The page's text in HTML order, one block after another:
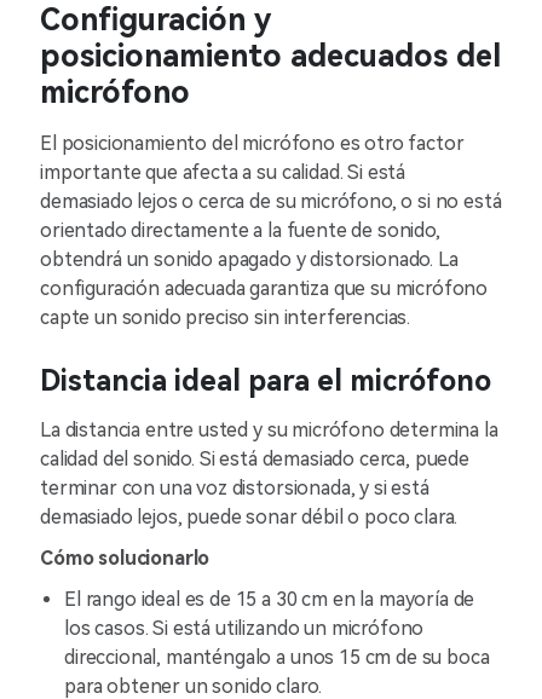
Configuración y
posicionamiento adecuados del
micrófono
El posicionamiento del micrófono es otro factor
importante que afecta a su calidad. Si está
demasiado lejos o cerca de su micrófono, o si no está
orientado directamente a la fuente de sonido,
obtendrá un sonido apagado y distorsionado. La
configuración adecuada garantiza que su micrófono
capte un sonido preciso sin interferencias.
Distancia ideal para el micrófono
La distancia entre usted y su micrófono determina la
calidad del sonido. Si está demasiado cerca, puede
terminar con una voz distorsionada, y si está
demasiado lejos, puede sonar débil o poco clara.
Cómo solucionarlo
El rango ideal es de 15 a 30 cm en la mayoría de
los casos. Si está utilizando un micrófono
direccional, manténgalo a unos 15 cm de su boca
para obtener un sonido claro.